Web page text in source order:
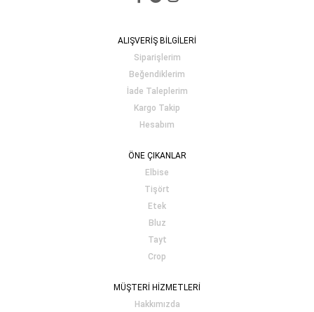
ALIŞVERİŞ BİLGİLERİ
Siparişlerim
Beğendiklerim
İade Taleplerim
Kargo Takip
Hesabım
ÖNE ÇIKANLAR
Elbise
Tişört
Etek
Bluz
Tayt
Crop
MÜŞTERİ HİZMETLERİ
Hakkımızda